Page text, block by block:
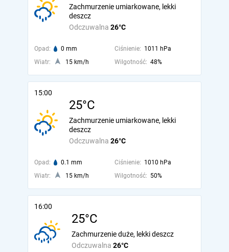
Odczuwalna 26°C
Zachmurzenie umiarkowane, lekki
deszcz
Opad: 0 mm Ciśnienie: 1011 hPa
Wiatr:
15 km/h Wilgotność: 48%
15:00
25°C
Odczuwalna 26°C
Zachmurzenie umiarkowane, lekki
deszcz
Opad: 0.1 mm Ciśnienie: 1010 hPa
Wiatr:
15 km/h Wilgotność: 50%
16:00
25°C
Odczuwalna 26°C
Zachmurzenie duże, lekki deszcz